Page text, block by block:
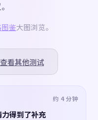
鉴大图浏览。
查看其他测试
约 4 分钟
得到了补充